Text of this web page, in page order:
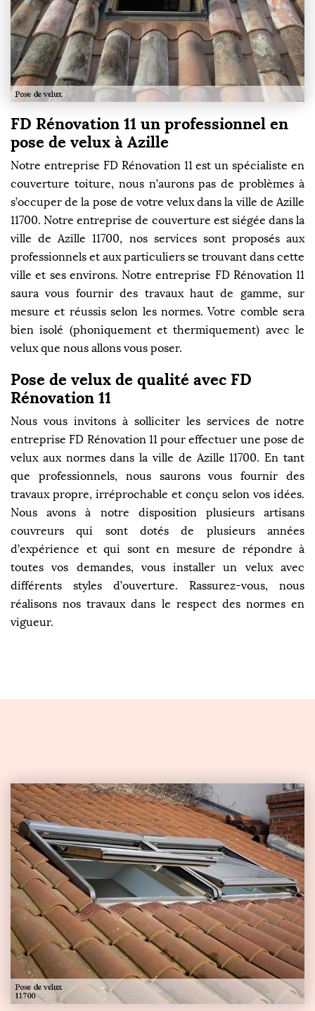
FD Rénovation 11 un professionnel en
pose de velux à Azille
Notre entreprise FD Rénovation 11 est un spécialiste en
couverture toiture, nous n’aurons pas de problèmes à
s’occuper de la pose de votre velux dans la ville de Azille
11700. Notre entreprise de couverture est siégée dans la
ville de Azille 11700, nos services sont proposés aux
professionnels et aux particuliers se trouvant dans cette
ville et ses environs. Notre entreprise FD Rénovation 11
saura vous fournir des travaux haut de gamme, sur
mesure et réussis selon les normes. Votre comble sera
bien isolé (phoniquement et thermiquement) avec le
velux que nous allons vous poser.
Pose de velux de qualité avec FD
Rénovation 11
Nous vous invitons à solliciter les services de notre
entreprise FD Rénovation 11 pour effectuer une pose de
velux aux normes dans la ville de Azille 11700. En tant
que professionnels, nous saurons vous fournir des
travaux propre, irréprochable et conçu selon vos idées.
Nous avons à notre disposition plusieurs artisans
couvreurs qui sont dotés de plusieurs années
d’expérience et qui sont en mesure de répondre à
toutes vos demandes, vous installer un velux avec
différents styles d’ouverture. Rassurez-vous, nous
réalisons nos travaux dans le respect des normes en
vigueur.